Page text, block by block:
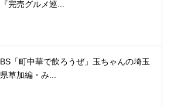
『完売グルメ巡...
BS「町中華で飲ろうぜ」玉ちゃんの埼玉
県草加編・み...